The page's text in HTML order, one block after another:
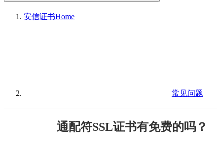
安信证书Home
常见问题
通配符SSL证书有免费的吗？